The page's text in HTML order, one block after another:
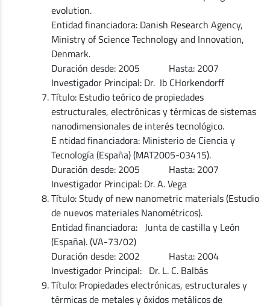
evolution.
Entidad financiadora: Danish Research Agency,
Ministry of Science Technology and Innovation,
Denmark.
Duración desde: 2005 Hasta: 2007
Investigador Principal: Dr. Ib CHorkendorff
Título: Estudio teórico de propiedades
estructurales, electrónicas y térmicas de sistemas
nanodimensionales de interés tecnológico.
E ntidad financiadora: Ministerio de Ciencia y
Tecnología (España) (MAT2005-03415).
Duración desde: 2005 Hasta: 2007
Investigador Principal: Dr. A. Vega
Título: Study of new nanometric materials (Estudio
de nuevos materiales Nanométricos).
Entidad financiadora: Junta de castilla y León
(España). (VA-73/02)
Duración desde: 2002 Hasta: 2004
Investigador Principal: Dr. L. C. Balbás
Título: Propiedades electrónicas, estructurales y
térmicas de metales y óxidos metálicos de